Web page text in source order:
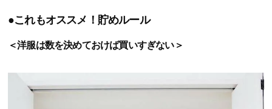
●これもオススメ！貯めルール
＜洋服は数を決めておけば買いすぎない＞